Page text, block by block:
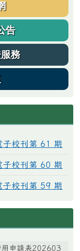
告
務
子校刊第 61 期
子校刊第 60 期
子校刊第 59 期
用申請表202603